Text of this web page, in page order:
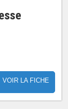
VOIR LA FICHE